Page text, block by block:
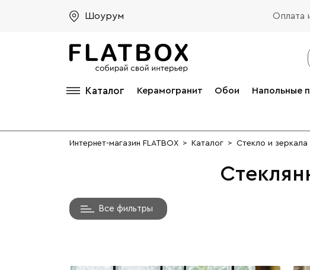
Шоурум Оплата
Каталог Керамогранит Обои Напольные
Интернет-магазин FLATBOX > Каталог > Стекло и зеркала
Все фильтры